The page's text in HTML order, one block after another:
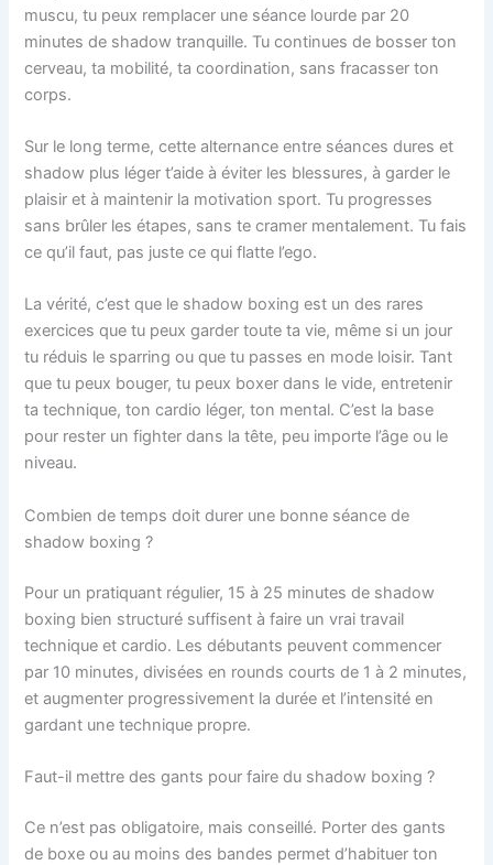
muscu, tu peux remplacer une séance lourde par 20
minutes de shadow tranquille. Tu continues de bosser ton
cerveau, ta mobilité, ta coordination, sans fracasser ton
corps.
Sur le long terme, cette alternance entre séances dures et
shadow plus léger t’aide à éviter les blessures, à garder le
plaisir et à maintenir la motivation sport. Tu progresses
sans brûler les étapes, sans te cramer mentalement. Tu fais
ce qu’il faut, pas juste ce qui flatte l’ego.
La vérité, c’est que le shadow boxing est un des rares
exercices que tu peux garder toute ta vie, même si un jour
tu réduis le sparring ou que tu passes en mode loisir. Tant
que tu peux bouger, tu peux boxer dans le vide, entretenir
ta technique, ton cardio léger, ton mental. C’est la base
pour rester un fighter dans la tête, peu importe l’âge ou le
niveau.
Combien de temps doit durer une bonne séance de
shadow boxing ?
Pour un pratiquant régulier, 15 à 25 minutes de shadow
boxing bien structuré suffisent à faire un vrai travail
technique et cardio. Les débutants peuvent commencer
par 10 minutes, divisées en rounds courts de 1 à 2 minutes,
et augmenter progressivement la durée et l’intensité en
gardant une technique propre.
Faut-il mettre des gants pour faire du shadow boxing ?
Ce n’est pas obligatoire, mais conseillé. Porter des gants
de boxe ou au moins des bandes permet d’habituer ton